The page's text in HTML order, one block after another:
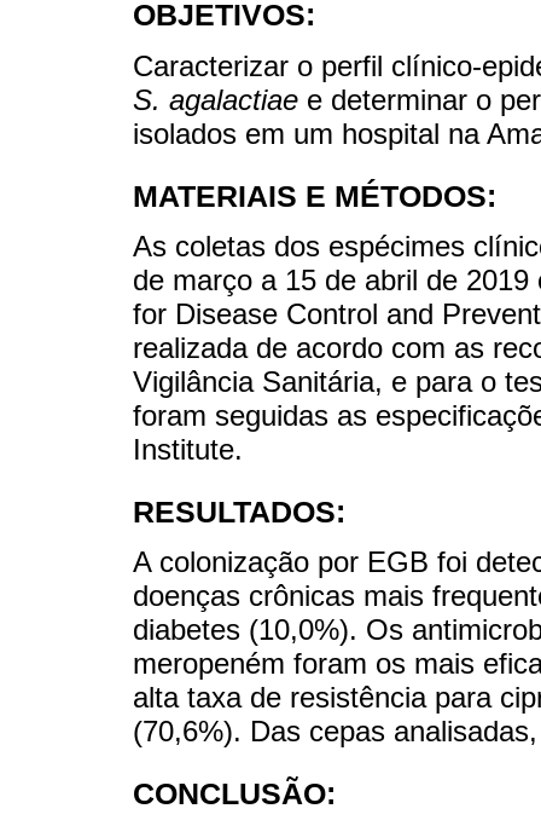
OBJETIVOS:
Caracterizar o perfil clínico-
S. agalactiae e determinar o
isolados em um hospital na
MATERIAIS E MÉTODOS:
As coletas dos espécimes
de março a 15 de abril de
for Disease Control and
realizada de acordo com as
Vigilância Sanitária, e para o
foram seguidas as
Institute.
RESULTADOS:
A colonização por EGB foi
doenças crônicas mais
diabetes (10,0%). Os
meropeném foram os mais
alta taxa de resistência para
(70,6%). Das cepas
CONCLUSÃO: